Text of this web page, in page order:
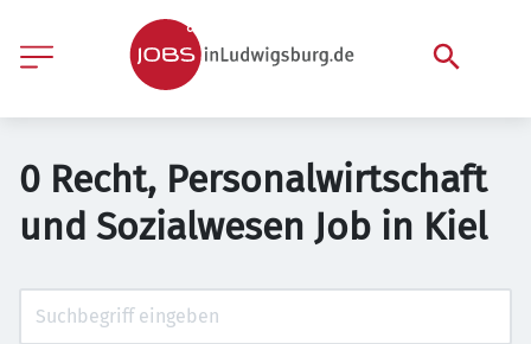
0 Recht, Personalwirtschaft
und Sozialwesen Job in Kiel